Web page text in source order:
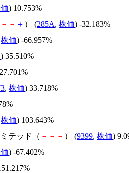
) 10.753%
－ － ＋ ） (285A, 株価) -32.183%
株価) -66.957%
) 35.510%
, 株価) 33.718%
株価) 103.643%
テッド（ － － － ） (9399, 株価)
) -67.402%